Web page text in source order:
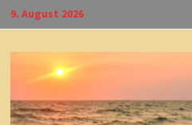
Zum
Inhalt
springen
9. August 2026